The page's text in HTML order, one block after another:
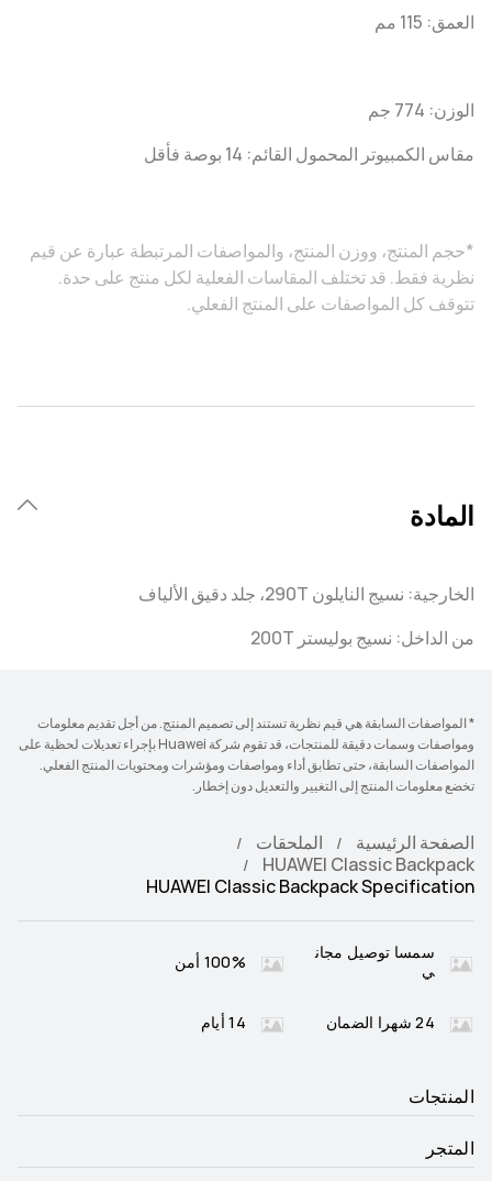
العمق: 115 مم
الوزن: 774 جم
مقاس الكمبيوتر المحمول القائم: 14 بوصة فأقل
*حجم المنتج، ووزن المنتج، والمواصفات المرتبطة عبارة عن قيم
نظرية فقط. قد تختلف المقاسات الفعلية لكل منتج على حدة.
تتوقف كل المواصفات على المنتج الفعلي.
المادة
الخارجية: نسيج النايلون 290T، جلد دقيق الألياف
من الداخل: نسيج بوليستر 200T
* المواصفات السابقة هي قيم نظرية تستند إلى تصميم المنتج. من أجل تقديم معلومات
ومواصفات وسمات دقيقة للمنتجات، قد تقوم شركة Huawei بإجراء تعديلات لحظية على
المواصفات السابقة، حتى تطابق أداء ومواصفات ومؤشرات ومحتويات المنتج الفعلي.
تخضع معلومات المنتج إلى التغيير والتعديل دون إخطار.
الصفحة الرئيسية
الملحقات
HUAWEI Classic Backpack
HUAWEI Classic Backpack Specification
سمسا توصيل مجان
ي
100% أمن
24 شهرا الضمان 14 أيام
المنتجات
المتجر